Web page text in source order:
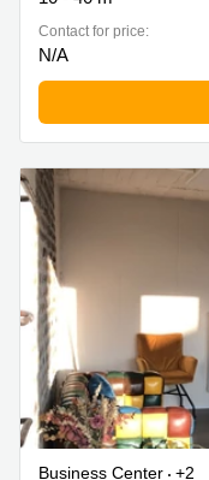
Contact for price:
N/A
Business Center
+2